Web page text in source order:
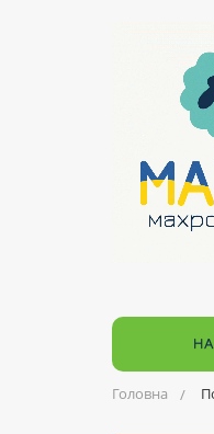
Головна